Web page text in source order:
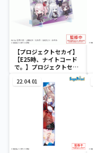
【プロジェクトセカイ】
【E25時、ナイトコード
で。】プロジェクトセカ
イ カラフルステージ！
feat. 初音ミク ビジュ
アルボード
22.04.01